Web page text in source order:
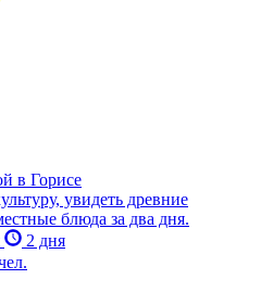
в Горисе
увидеть древние
блюда за два дня.
2 дня